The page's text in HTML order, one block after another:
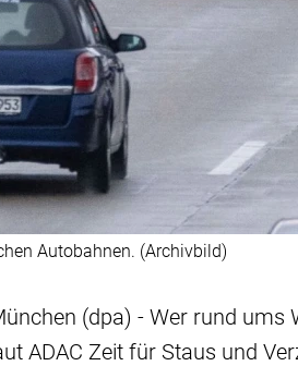
Autobahnen. (Archivbild)
(dpa) - Wer rund ums
ADAC Zeit für Staus und